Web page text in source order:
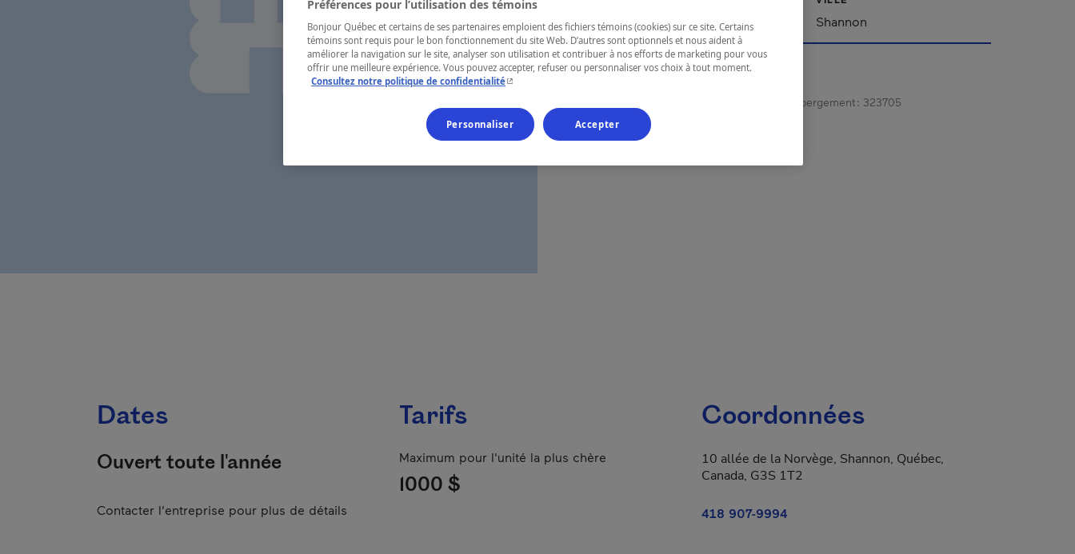
Québec Shannon
Numéro d’enregistrement d’hébergement : 323705
Dates
Ouvert toute l'année
Contacter l'entreprise pour plus de détails
Tarifs
Maximum pour l'unité la plus chère
1000 $
Coordonnées
10 allée de la Norvège, Shannon, Québec,
Canada, G3S 1T2
418 907-9994
Préférences pour l’utilisation des témoins
Bonjour Québec et certains de ses partenaires emploient des fichiers témoins (cookies) sur ce site. Certains
témoins sont requis pour le bon fonctionnement du site Web. D’autres sont optionnels et nous aident à
améliorer la navigation sur le site, analyser son utilisation et contribuer à nos efforts de marketing pour vous
offrir une meilleure expérience. Vous pouvez accepter, refuser ou personnaliser vos choix à tout moment.
Consultez notre politique de confidentialité- Cet hyperlien s'ouvrira dans une nouvelle fenêtre.
Personnaliser Accepter